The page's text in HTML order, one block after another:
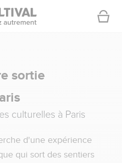
Panier
sortie
culturelles à Paris
d'une expérience
qui sort des sentiers